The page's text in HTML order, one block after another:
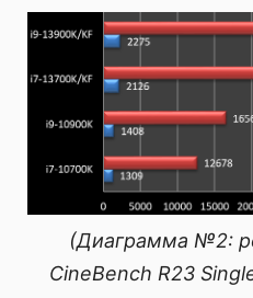
(Диаграмма №2:
CineBench R23